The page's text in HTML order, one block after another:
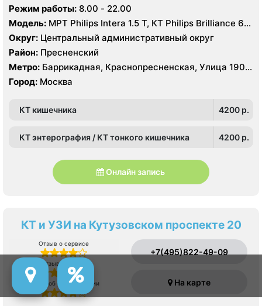
Режим работы: 8.00 - 22.00
Модель: МРТ Philips Intera 1.5 T, КТ Philips Brilliance 64
среза, УЗИ
Округ: Центральный административный округ
Район: Пресненский
Метро: Баррикадная, Краснопресненская, Улица 1905
года
Город: Москва
КТ кишечника 4200 p.
КТ энтерография / КТ тонкого кишечника 4200 p.
Онлайн запись
КТ и УЗИ на Кутузовском проспекте 20
Отзыв о сервисе
Отзыв о врачах
Отзыв об оборудовании
+7(495)822-49-09
На карте